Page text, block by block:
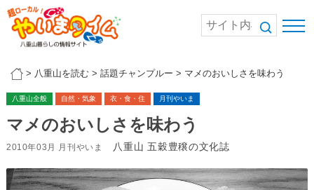
> 八重山を読む > 話題チャンプルー > マメのおいしさを味わう
八重山全般 自然・気象 衣・食・住 月刊やいま
マメのおいしさを味わう
2010年03月 月刊やいま 八重山 五穀豊穣の文化誌